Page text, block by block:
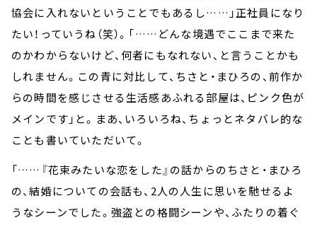
協会に入れないということでもあるし……」正社員になり
たい！っていうね（笑）。「……どんな境遇でここまで来た
のかわからないけど、何者にもなれない、と言うことかも
しれません。この青に対比して、ちさと・まひろの、前作か
らの時間を感じさせる生活感あふれる部屋は、ピンク色が
メインです」と。まあ、いろいろね、ちょっとネタバレ的な
ことも書いていただいて。
「……『花束みたいな恋をした』の話からのちさと・まひろ
の、結婚についての会話も、2人の人生に思いを馳せるよ
うなシーンでした。強盗との格闘シーンや、ふたりの着ぐ